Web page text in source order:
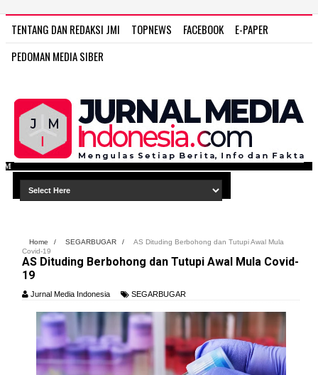
TENTANG DAN REDAKSI JMI TOPNEWS FACEBOOK
E-PAPER
PEDOMAN MEDIA SIBER
Home / SEGARBUGAR /
AS Dituding Berbohong dan Tutupi Awal Mula
Covid-19
AS Dituding Berbohong dan Tutupi Awal Mula Covid-
19
Jurnal Media Indonesia SEGARBUGAR